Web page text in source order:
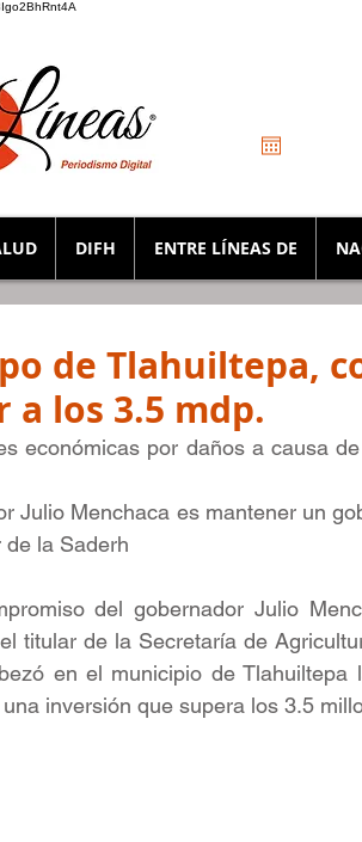
DIFH ENTRE LÍNEAS DE
de Tlahuiltepa,
los 3.5 mdp.
económicas por daños a causa
Julio Menchaca es mantener un
de la Saderh
del gobernador Julio
titular de la Secretaría de
en el municipio de Tlahuiltepa
inversión que supera los 3.5